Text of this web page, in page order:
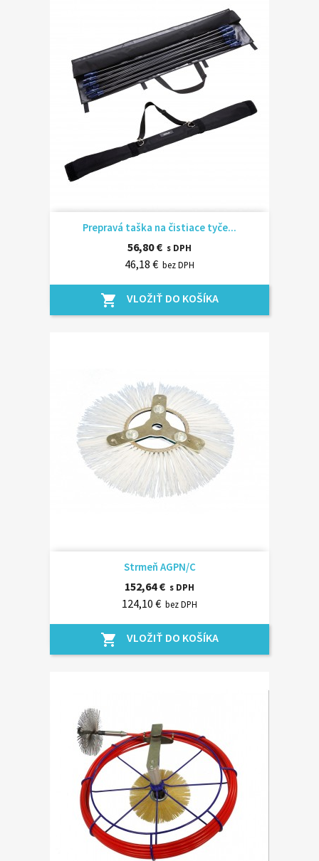
Prepravá taška na čistiace tyče...
56,80 € s DPH
46,18 € bez DPH
shopping_cart VLOŽIŤ DO KOŠÍKA
Strmeň AGPN/C
152,64 € s DPH
124,10 € bez DPH
shopping_cart VLOŽIŤ DO KOŠÍKA